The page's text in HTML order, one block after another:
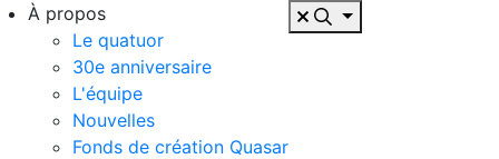
À propos
Le quatuor
30e anniversaire
L'équipe
Nouvelles
Fonds de création Quasar